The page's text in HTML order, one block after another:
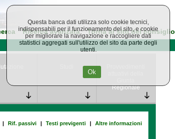
Ricerca avanzata Torna al sito del consiglio
Regionale
| Rif. passivi | Testi previgenti | Altre informazioni
Questa banca dati utilizza solo cookie tecnici,
indispensabili per il funzionamento del sito, e cookie
per migliorare la navigazione e raccogliere dati
statistici aggregati sull'utilizzo del sito da parte degli
utenti.
Ok